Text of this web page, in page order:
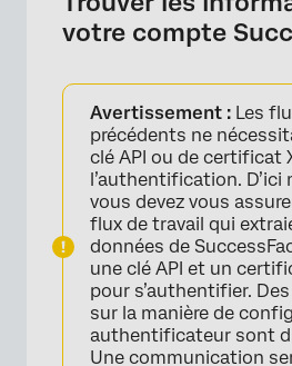
votre compte
Avertissement : Les
précédents ne
clé API ou de certificat
l’authentification. D’ici
vous devez vous
flux de travail qui
données de
une clé API et un
pour s’authentifier.
sur la manière de
authentificateur sont
Une communication